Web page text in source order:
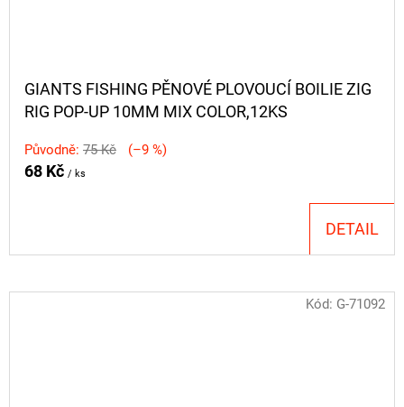
GIANTS FISHING PĚNOVÉ PLOVOUCÍ BOILIE ZIG
RIG POP-UP 10MM MIX COLOR,12KS
Původně: 75 Kč (–9 %)
68 Kč / ks
DETAIL
Kód: G-71092